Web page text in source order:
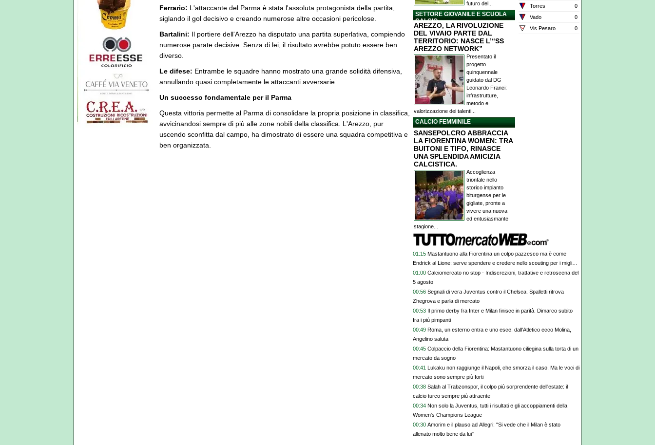
Ferrario: L'attaccante del Parma è stata l'assoluta protagonista della partita,
siglando il gol decisivo e creando numerose altre occasioni pericolose.
Bartalini: Il portiere dell'Arezzo ha disputato una partita superlativa, compiendo
numerose parate decisive. Senza di lei, il risultato avrebbe potuto essere ben
diverso.
Le difese: Entrambe le squadre hanno mostrato una grande solidità difensiva,
annullando quasi completamente le attaccanti avversarie.
Un successo fondamentale per il Parma
Questa vittoria permette al Parma di consolidare la propria posizione in classifica,
avvicinandosi sempre di più alle zone nobili della classifica. L'Arezzo, pur
uscendo sconfitta dal campo, ha dimostrato di essere una squadra competitiva e
ben organizzata.
futuro del...
SETTORE GIOVANILE E SCUOLA
CALCIO
AREZZO, LA RIVOLUZIONE
DEL VIVAIO PARTE DAL
TERRITORIO: NASCE L’“SS
AREZZO NETWORK”
Presentato il
progetto
quinquennale
guidato dal DG
Leonardo Franci:
infrastrutture,
metodo e
valorizzazione dei talenti...
CALCIO FEMMINILE
SANSEPOLCRO ABBRACCIA
LA FIORENTINA WOMEN: TRA
BUITONI E TIFO, RINASCE
UNA SPLENDIDA AMICIZIA
CALCISTICA.
Accoglienza
trionfale nello
storico impianto
biturgense per le
gigliate, pronte a
vivere una nuova
ed entusiasmante
stagione...
Torres
0
Vado
0
Vis Pesaro
0
01:15 Mastantuono alla Fiorentina un colpo pazzesco ma è come
Endrick al Lione: serve spendere e credere nello scouting per i migliori
talenti. Giovani italiani: attenzione perché qualcosa sta cambiando
davvero
01:00 Calciomercato no stop - Indiscrezioni, trattative e retroscena del
5 agosto
00:56 Segnali di vera Juventus contro il Chelsea. Spalletti ritrova
Zhegrova e parla di mercato
00:53 Il primo derby fra Inter e Milan finisce in parità. Dimarco subito
fra i più pimpanti
00:49 Roma, un esterno entra e uno esce: dall'Atletico ecco Molina,
Angelino saluta
00:45 Colpaccio della Fiorentina: Mastantuono ciliegina sulla torta di un
mercato da sogno
00:41 Lukaku non raggiunge il Napoli, che smorza il caso. Ma le voci di
mercato sono sempre più forti
00:38 Salah al Trabzonspor, il colpo più sorprendente dell'estate: il
calcio turco sempre più attraente
00:34 Non solo la Juventus, tutti i risultati e gli accoppiamenti della
Women's Champions League
00:30 Amorim e il plauso ad Allegri: "Si vede che il Milan è stato
allenato molto bene da lui"